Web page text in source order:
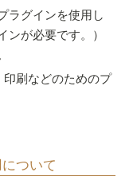
ラグインを使用し
ンが必要です。）
印刷などのためのプ
ついて